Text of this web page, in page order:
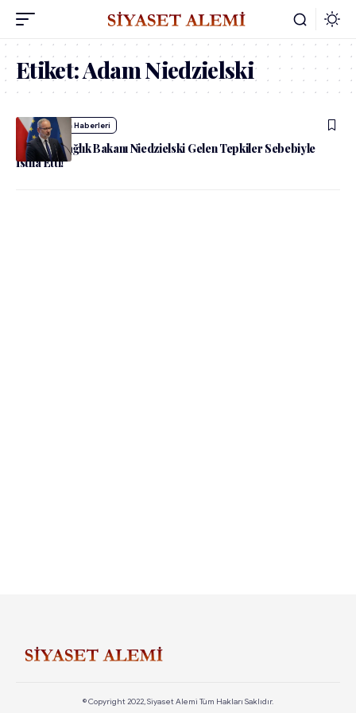
Etiket:Adam Niedzielski
admin Dünya Haberleri
Polonya Sağlık Bakanı Niedzielski Gelen Tepkiler Sebebiyle
İstifa Etti!
© Copyright 2022, Siyaset Alemi Tüm Hakları Saklıdır.